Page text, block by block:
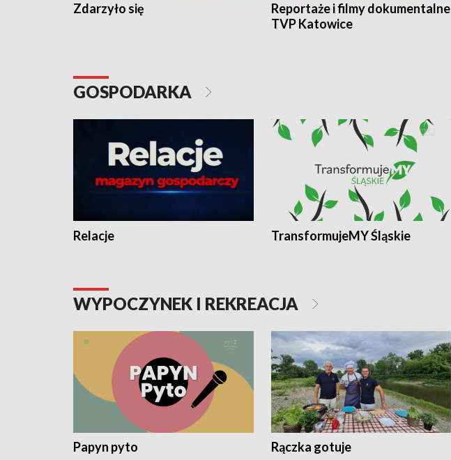
Zdarzyło się
Reportaże i filmy dokumentalne
TVP Katowice
GOSPODARKA
Relacje TransformujeMY Śląskie
WYPOCZYNEK I REKREACJA
Papyn pyto Rączka gotuje